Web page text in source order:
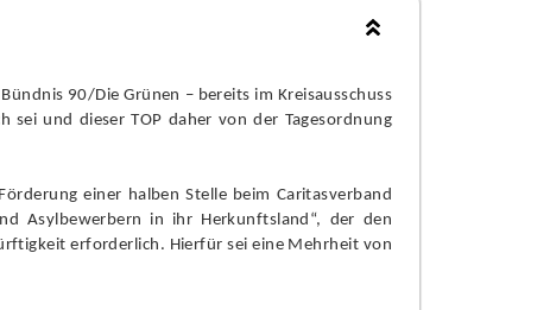
90/Die Grünen – bereits im Kreisausschuss
und dieser TOP daher von der Tagesordnung
einer halben Stelle beim Caritasverband
Asylbewerbern in ihr Herkunftsland“, der den
erforderlich. Hierfür sei eine Mehrheit von